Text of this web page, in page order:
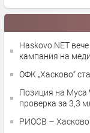
Haskovo.NET
кампания на
ОФК „Хасково“
Позиция на Муса
проверка за 3,3
РИОСВ – Хасково